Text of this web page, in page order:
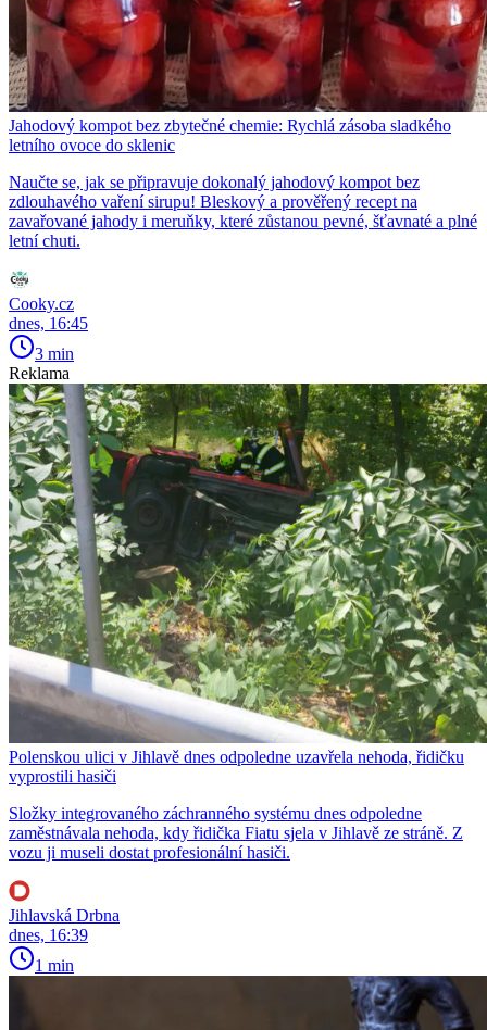
Jahodový kompot bez zbytečné chemie: Rychlá zásoba sladkého
letního ovoce do sklenic
Naučte se, jak se připravuje dokonalý jahodový kompot bez
zdlouhavého vaření sirupu! Bleskový a prověřený recept na
zavařované jahody i meruňky, které zůstanou pevné, šťavnaté a plné
letní chuti.
Cooky.cz
dnes, 16:45
3 min
Reklama
Polenskou ulici v Jihlavě dnes odpoledne uzavřela nehoda, řidičku
vyprostili hasiči
Složky integrovaného záchranného systému dnes odpoledne
zaměstnávala nehoda, kdy řidička Fiatu sjela v Jihlavě ze stráně. Z
vozu ji museli dostat profesionální hasiči.
Jihlavská Drbna
dnes, 16:39
1 min